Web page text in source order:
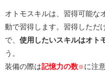
オトモスキルは、習得可能な
動で習得します。習得しただ
で、 使用したいスキルはオト
う。
装備の際は記憶力の数※に注